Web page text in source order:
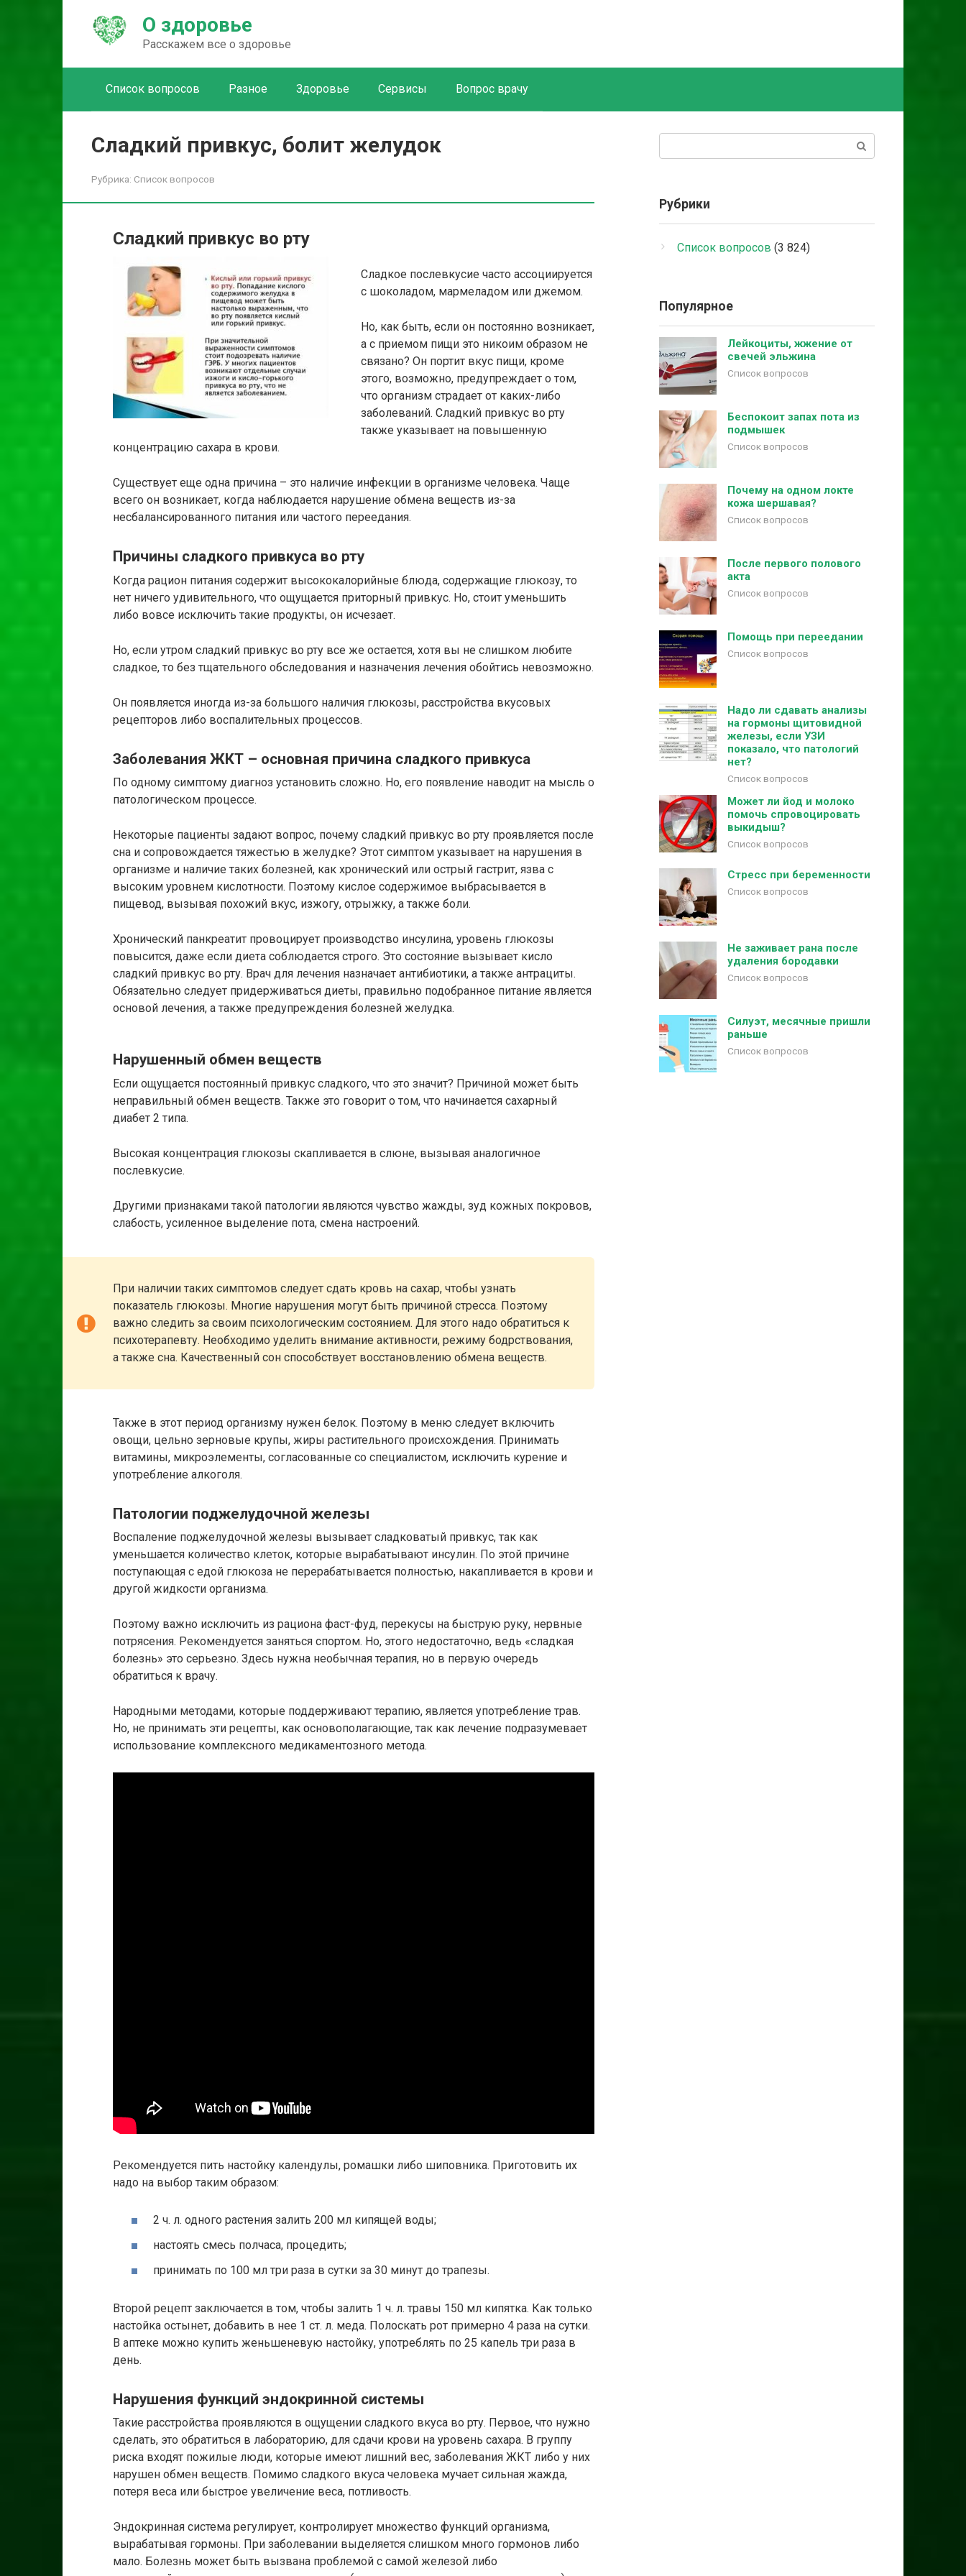
О здоровье
Расскажем все о здоровье
Список вопросов Разное Здоровье Сервисы Вопрос врачу
Сладкий привкус, болит желудок
Рубрика: Список вопросов
Сладкий привкус во рту
Сладкое послевкусие часто ассоциируется
с шоколадом, мармеладом или джемом.
Но, как быть, если он постоянно возникает,
а с приемом пищи это никоим образом не
связано? Он портит вкус пищи, кроме
этого, возможно, предупреждает о том,
что организм страдает от каких-либо
заболеваний. Сладкий привкус во рту
также указывает на повышенную
концентрацию сахара в крови.
Существует еще одна причина – это наличие инфекции в организме человека. Чаще
всего он возникает, когда наблюдается нарушение обмена веществ из-за
несбалансированного питания или частого переедания.
Причины сладкого привкуса во рту
Когда рацион питания содержит высококалорийные блюда, содержащие глюкозу, то
нет ничего удивительного, что ощущается приторный привкус. Но, стоит уменьшить
либо вовсе исключить такие продукты, он исчезает.
Но, если утром сладкий привкус во рту все же остается, хотя вы не слишком любите
сладкое, то без тщательного обследования и назначения лечения обойтись невозможно.
Он появляется иногда из-за большого наличия глюкозы, расстройства вкусовых
рецепторов либо воспалительных процессов.
Заболевания ЖКТ – основная причина сладкого привкуса
По одному симптому диагноз установить сложно. Но, его появление наводит на мысль о
патологическом процессе.
Некоторые пациенты задают вопрос, почему сладкий привкус во рту проявляется после
сна и сопровождается тяжестью в желудке? Этот симптом указывает на нарушения в
организме и наличие таких болезней, как хронический или острый гастрит, язва с
высоким уровнем кислотности. Поэтому кислое содержимое выбрасывается в
пищевод, вызывая похожий вкус, изжогу, отрыжку, а также боли.
Хронический панкреатит провоцирует производство инсулина, уровень глюкозы
повысится, даже если диета соблюдается строго. Это состояние вызывает кисло
сладкий привкус во рту. Врач для лечения назначает антибиотики, а также антрациты.
Обязательно следует придерживаться диеты, правильно подобранное питание является
основой лечения, а также предупреждения болезней желудка.
Нарушенный обмен веществ
Если ощущается постоянный привкус сладкого, что это значит? Причиной может быть
неправильный обмен веществ. Также это говорит о том, что начинается сахарный
диабет 2 типа.
Высокая концентрация глюкозы скапливается в слюне, вызывая аналогичное
послевкусие.
Другими признаками такой патологии являются чувство жажды, зуд кожных покровов,
слабость, усиленное выделение пота, смена настроений.
При наличии таких симптомов следует сдать кровь на сахар, чтобы узнать
показатель глюкозы. Многие нарушения могут быть причиной стресса. Поэтому
важно следить за своим психологическим состоянием. Для этого надо обратиться к
психотерапевту. Необходимо уделить внимание активности, режиму бодрствования,
а также сна. Качественный сон способствует восстановлению обмена веществ.
Также в этот период организму нужен белок. Поэтому в меню следует включить
овощи, цельно зерновые крупы, жиры растительного происхождения. Принимать
витамины, микроэлементы, согласованные со специалистом, исключить курение и
употребление алкоголя.
Патологии поджелудочной железы
Воспаление поджелудочной железы вызывает сладковатый привкус, так как
уменьшается количество клеток, которые вырабатывают инсулин. По этой причине
поступающая с едой глюкоза не перерабатывается полностью, накапливается в крови и
другой жидкости организма.
Поэтому важно исключить из рациона фаст-фуд, перекусы на быструю руку, нервные
потрясения. Рекомендуется заняться спортом. Но, этого недостаточно, ведь «сладкая
болезнь» это серьезно. Здесь нужна необычная терапия, но в первую очередь
обратиться к врачу.
Народными методами, которые поддерживают терапию, является употребление трав.
Но, не принимать эти рецепты, как основополагающие, так как лечение подразумевает
использование комплексного медикаментозного метода.
Рекомендуется пить настойку календулы, ромашки либо шиповника. Приготовить их
надо на выбор таким образом:
2 ч. л. одного растения залить 200 мл кипящей воды;
настоять смесь полчаса, процедить;
принимать по 100 мл три раза в сутки за 30 минут до трапезы.
Второй рецепт заключается в том, чтобы залить 1 ч. л. травы 150 мл кипятка. Как только
настойка остынет, добавить в нее 1 ст. л. меда. Полоскать рот примерно 4 раза на сутки.
В аптеке можно купить женьшеневую настойку, употреблять по 25 капель три раза в
день.
Нарушения функций эндокринной системы
Такие расстройства проявляются в ощущении сладкого вкуса во рту. Первое, что нужно
сделать, это обратиться в лабораторию, для сдачи крови на уровень сахара. В группу
риска входят пожилые люди, которые имеют лишний вес, заболевания ЖКТ либо у них
нарушен обмен веществ. Помимо сладкого вкуса человека мучает сильная жажда,
потеря веса или быстрое увеличение веса, потливость.
Эндокринная система регулирует, контролирует множество функций организма,
вырабатывая гормоны. При заболевании выделяется слишком много гормонов либо
мало. Болезнь может быть вызвана проблемой с самой железой либо
Рубрики
Список вопросов (3 824)
Популярное
Лейкоциты, жжение от
свечей эльжина
Список вопросов
Беспокоит запах пота из
подмышек
Список вопросов
Почему на одном локте
кожа шершавая?
Список вопросов
После первого полового
акта
Список вопросов
Помощь при переедании
Список вопросов
Надо ли сдавать анализы
на гормоны щитовидной
железы, если УЗИ
показало, что патологий
нет?
Список вопросов
Может ли йод и молоко
помочь спровоцировать
выкидыш?
Список вопросов
Стресс при беременности
Список вопросов
Не заживает рана после
удаления бородавки
Список вопросов
Силуэт, месячные пришли
раньше
Список вопросов